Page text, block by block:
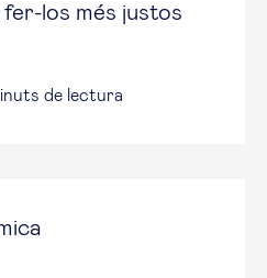
los més justos
de lectura